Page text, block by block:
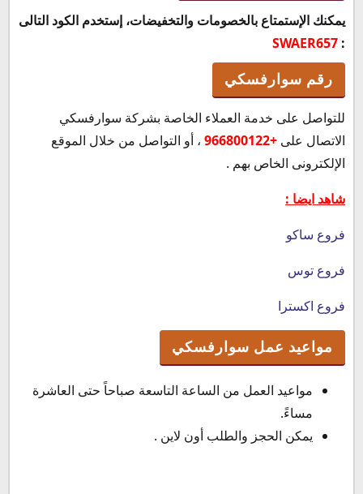
يمكنك الإستمتاع بالخصومات والتخفيضات، إستخدم الكود التالى
:
SWAER657
رقم سوارفسكي
للتواصل على خدمة العملاء الخاصة بشركة سوارفسكي
الاتصال على +966800122
، أو التواصل من خلال الموقع
الإلكترونى الخاص بهم .
شاهد ايضا :
فروع ساكو
فروع توس
فروع اكسترا
مواعيد عمل سوارفسكي
مواعيد العمل من الساعة التاسعة صباحاً حتى العاشرة
مساءً.
يمكن الحجز والطلب أون لاين .